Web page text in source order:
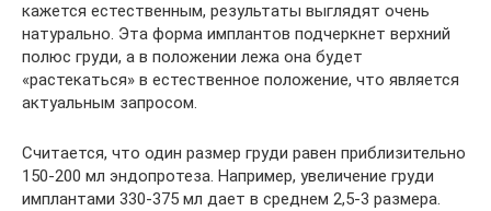
кажется естественным, результаты выглядят очень
натурально. Эта форма имплантов подчеркнет верхний
полюс груди, а в положении лежа она будет
«растекаться» в естественное положение, что является
актуальным запросом.
Считается, что один размер груди равен приблизительно
150-200 мл эндопротеза. Например, увеличение груди
имплантами 330-375 мл дает в среднем 2,5-3 размера.